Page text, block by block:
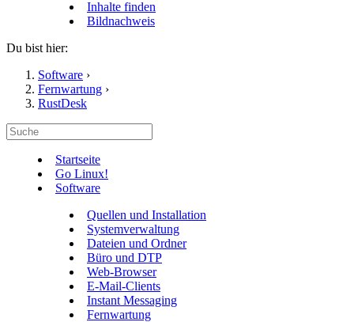
Inhalte finden
Bildnachweis
Du bist hier:
Software ›
Fernwartung ›
RustDesk
Startseite
Go Linux!
Software
Quellen und Installation
Systemverwaltung
Dateien und Ordner
Büro und DTP
Web-Browser
E-Mail-Clients
Instant Messaging
Fernwartung